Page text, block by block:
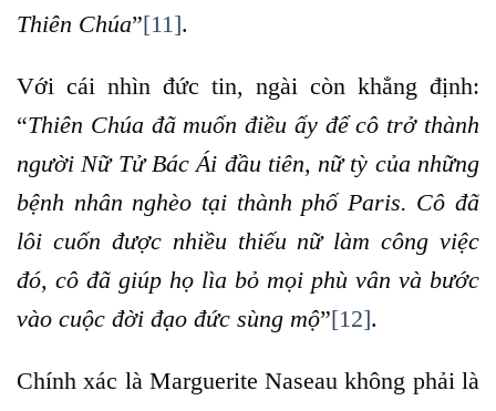
Thiên Chúa”[11].
Với cái nhìn đức tin, ngài còn khẳng định:
“Thiên Chúa đã muốn điều ấy để cô trở thành
người Nữ Tử Bác Ái đầu tiên, nữ tỳ của những
bệnh nhân nghèo tại thành phố Paris. Cô đã
lôi cuốn được nhiều thiếu nữ làm công việc
đó, cô đã giúp họ lìa bỏ mọi phù vân và bước
vào cuộc đời đạo đức sùng mộ”[12].
Chính xác là Marguerite Naseau không phải là